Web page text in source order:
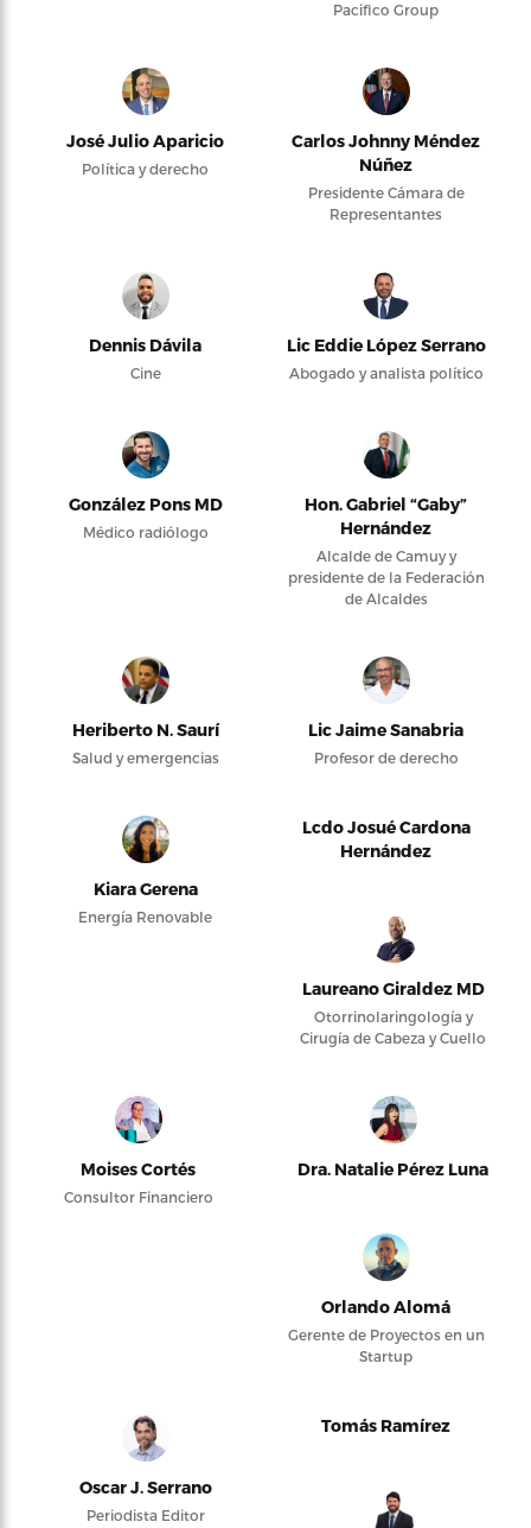
Pacifico Group
José Julio Aparicio
Política y derecho
Carlos Johnny Méndez
Núñez
Presidente Cámara de
Representantes
Dennis Dávila
Cine
Lic Eddie López Serrano
Abogado y analista político
González Pons MD
Médico radiólogo
Hon. Gabriel “Gaby”
Hernández
Alcalde de Camuy y
presidente de la Federación
de Alcaldes
Heriberto N. Saurí
Salud y emergencias
Lic Jaime Sanabria
Profesor de derecho
Kiara Gerena
Energía Renovable
Lcdo Josué Cardona
Hernández
Laureano Giraldez MD
Otorrinolaringología y
Cirugía de Cabeza y Cuello
Moises Cortés
Consultor Financiero
Dra. Natalie Pérez Luna
Orlando Alomá
Gerente de Proyectos en un
Startup
Oscar J. Serrano
Periodista Editor
Tomás Ramírez